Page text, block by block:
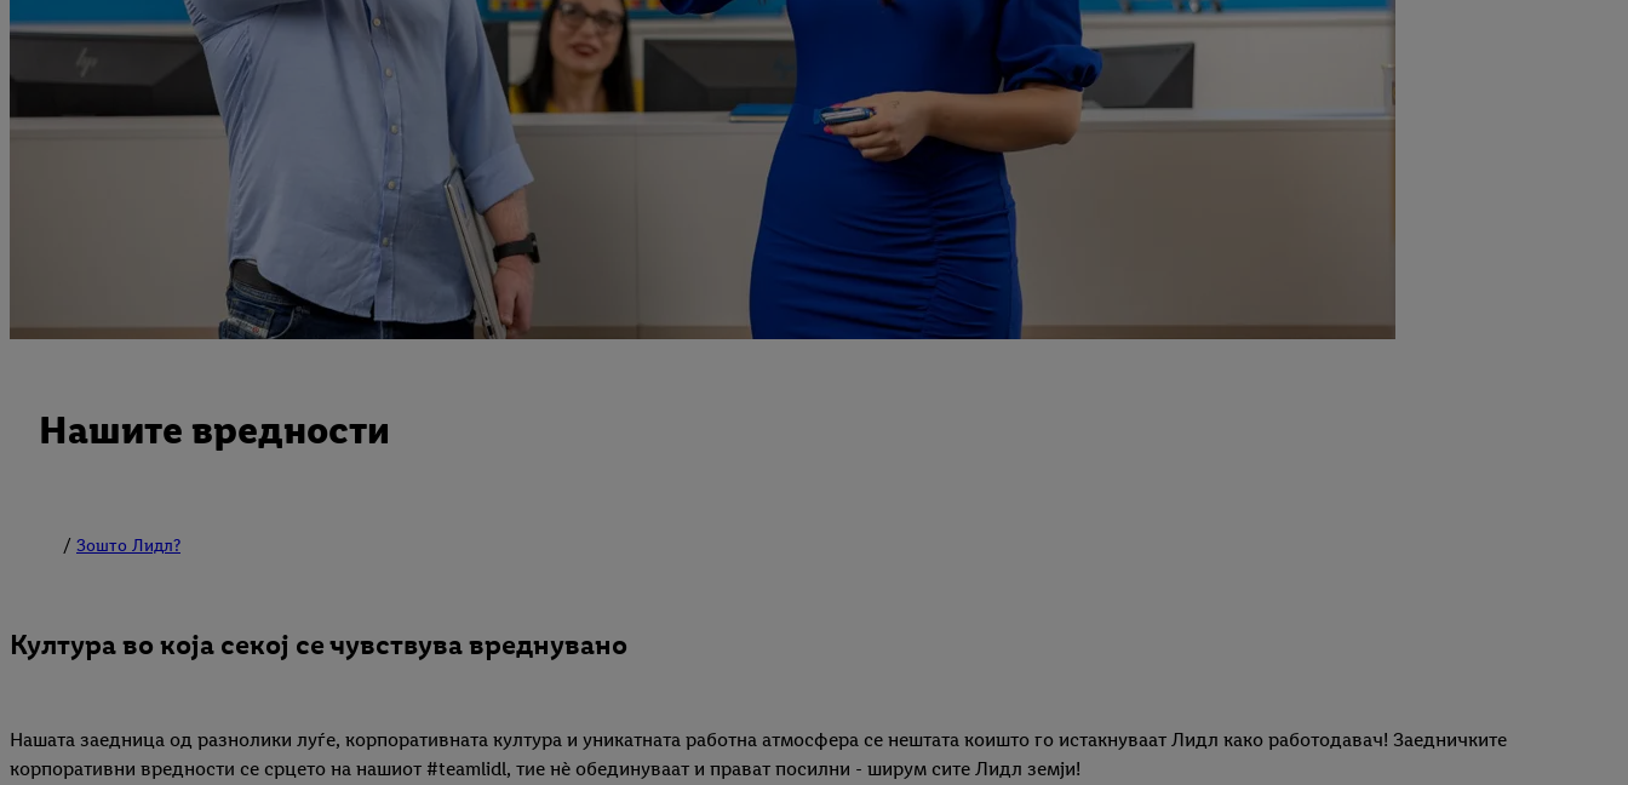
Нашите вредности
Зошто Лидл?
Култура во која секој се чувствува вреднувано
Нашата заедница од разнолики луѓе, корпоративната култура и уникатната работна атмосфера се нештата коишто го истакнуваат Лидл како работодавач! Заедничките
корпоративни вредности се срцето на нашиот #teamlidl, тие нè обединуваат и прават посилни - ширум сите Лидл земји!